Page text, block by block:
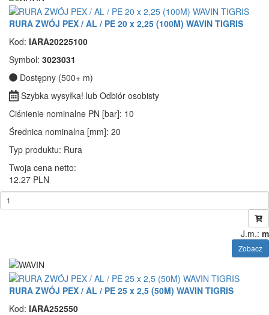
RURA ZWÓJ PEX / AL / PE 20 x 2,25 (100M) WAVIN TIGRIS
Kod: IARA20225100
Symbol: 3023031
Dostępny (500+ m)
Szybka wysyłka! lub Odbiór osobisty
Ciśnienie nominalne PN [bar]: 10
Średnica nominalna [mm]: 20
Typ produktu: Rura
Twoja cena netto:
12.27 PLN
J.m.: m
Zobacz
RURA ZWÓJ PEX / AL / PE 25 x 2,5 (50M) WAVIN TIGRIS
Kod: IARA252550